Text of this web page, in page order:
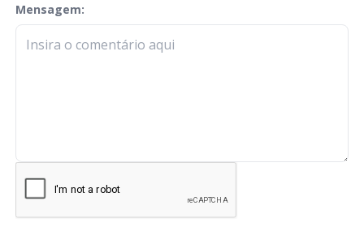
Mensagem:
check-terms